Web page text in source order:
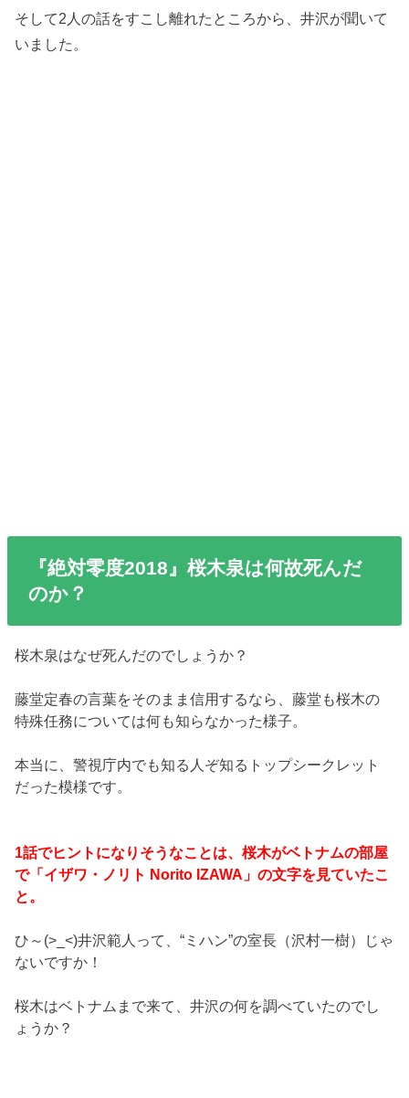
そして2人の話をすこし離れたところから、井沢が聞いて
いました。
『絶対零度2018』桜木泉は何故死んだ
のか？
桜木泉はなぜ死んだのでしょうか？
藤堂定春の言葉をそのまま信用するなら、藤堂も桜木の
特殊任務については何も知らなかった様子。
本当に、警視庁内でも知る人ぞ知るトップシークレット
だった模様です。
1話でヒントになりそうなことは、桜木がベトナムの部屋
で「イザワ・ノリト Norito IZAWA」の文字を見ていたこ
と。
ひ～(>_<)井沢範人って、“ミハン”の室長（沢村一樹）じゃ
ないですか！
桜木はベトナムまで来て、井沢の何を調べていたのでし
ょうか？